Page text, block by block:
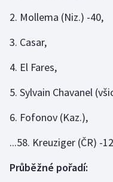
2. Mollema (Niz.) -40,
3. Casar,
4. El Fares,
5. Sylvain Chavanel
6. Fofonov (Kaz.),
...58. Kreuziger (ČR) -
Průběžné pořadí: